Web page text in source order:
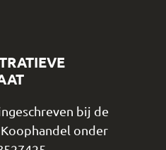
bij de
onder